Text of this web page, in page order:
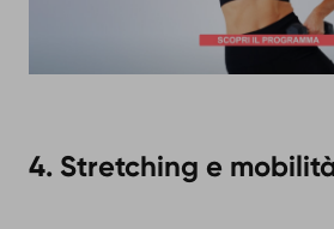
4. Stretching e